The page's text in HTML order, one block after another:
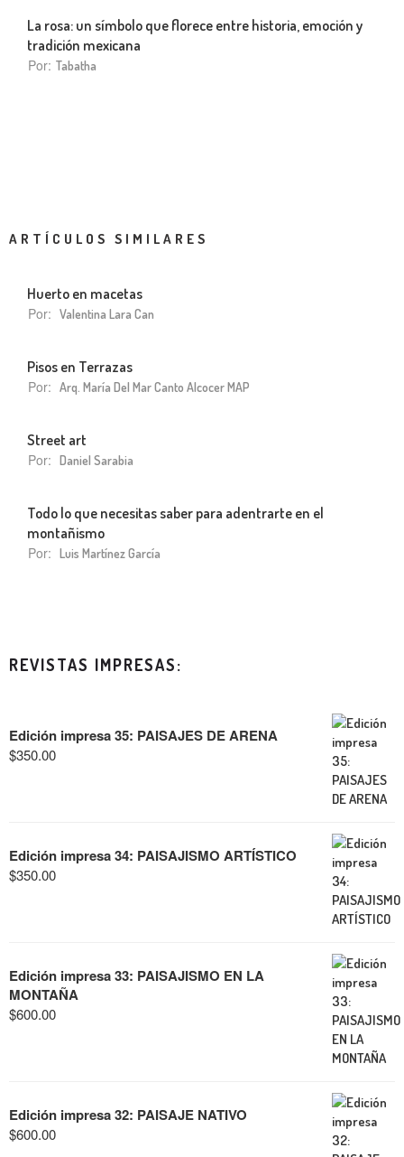
La rosa: un símbolo que florece entre historia, emoción y
tradición mexicana
Por: Tabatha
ARTÍCULOS SIMILARES
Huerto en macetas
Por: Valentina Lara Can
Pisos en Terrazas
Por: Arq. María Del Mar Canto Alcocer MAP
Street art
Por: Daniel Sarabia
Todo lo que necesitas saber para adentrarte en el
montañismo
Por: Luis Martínez García
REVISTAS IMPRESAS:
Edición impresa 35: PAISAJES DE ARENA
$350.00
Edición impresa 34: PAISAJISMO ARTÍSTICO
$350.00
Edición impresa 33: PAISAJISMO EN LA
MONTAÑA
$600.00
Edición impresa 32: PAISAJE NATIVO
$600.00